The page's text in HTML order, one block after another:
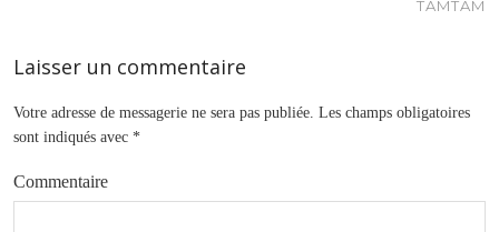
TAMTAM
Laisser un commentaire
Votre adresse de messagerie ne sera pas publiée. Les champs obligatoires
sont indiqués avec *
Commentaire